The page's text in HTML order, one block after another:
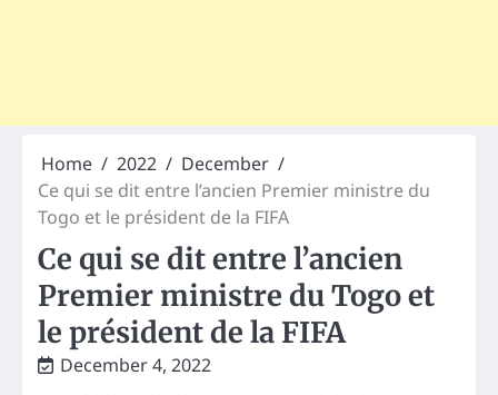
Home 2022
December
Ce qui se dit entre l’ancien Premier ministre du
Togo et le président de la FIFA
Ce qui se dit entre l’ancien
Premier ministre du Togo et
le président de la FIFA
December 4, 2022